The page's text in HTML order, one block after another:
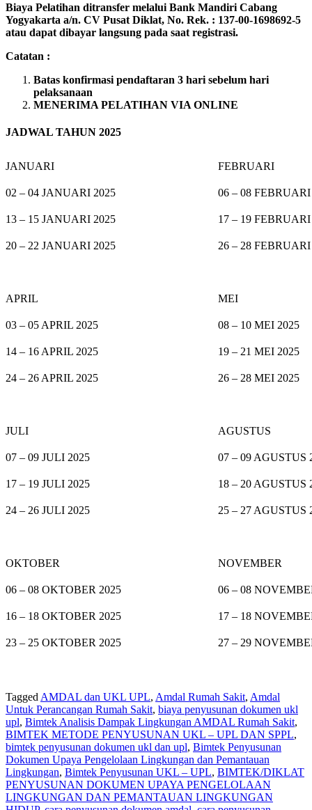
Biaya Pelatihan ditransfer melalui Bank Mandiri Cabang
Yogyakarta a/n. CV Pusat Diklat, No. Rek. : 137-00-1698692-5
atau dapat dibayar langsung pada saat registrasi.
Catatan :
Batas konfirmasi pendaftaran 3 hari sebelum hari
pelaksanaan
MENERIMA PELATIHAN VIA ONLINE
JADWAL TAHUN 2025
JANUARI FEBRUARI
02 – 04 JANUARI 2025 06 – 08 FEBRUARI
13 – 15 JANUARI 2025 17 – 19 FEBRUARI
20 – 22 JANUARI 2025 26 – 28 FEBRUARI
APRIL MEI
03 – 05 APRIL 2025 08 – 10 MEI 2025
14 – 16 APRIL 2025 19 – 21 MEI 2025
24 – 26 APRIL 2025 26 – 28 MEI 2025
JULI AGUSTUS
07 – 09 JULI 2025 07 – 09 AGUSTUS
17 – 19 JULI 2025 18 – 20 AGUSTUS
24 – 26 JULI 2025 25 – 27 AGUSTUS
OKTOBER NOVEMBER
06 – 08 OKTOBER 2025 06 – 08
16 – 18 OKTOBER 2025 17 – 18
23 – 25 OKTOBER 2025 27 – 29
Tagged AMDAL dan UKL UPL, Amdal Rumah Sakit, Amdal
Untuk Perancangan Rumah Sakit, biaya penyusunan dokumen ukl
upl, Bimtek Analisis Dampak Lingkungan AMDAL Rumah Sakit,
BIMTEK METODE PENYUSUNAN UKL – UPL DAN SPPL,
bimtek penyusunan dokumen ukl dan upl, Bimtek Penyusunan
Dokumen Upaya Pengelolaan Lingkungan dan Pemantauan
Lingkungan, Bimtek Penyusunan UKL – UPL, BIMTEK/DIKLAT
PENYUSUNAN DOKUMEN UPAYA PENGELOLAAN
LINGKUNGAN DAN PEMANTAUAN LINGKUNGAN